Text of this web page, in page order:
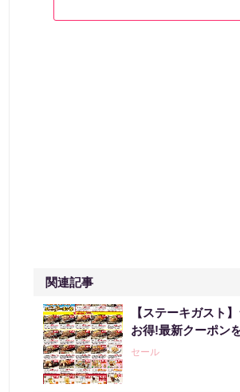
関連記事
【ステーキガスト
お得!最新クーポン
セール